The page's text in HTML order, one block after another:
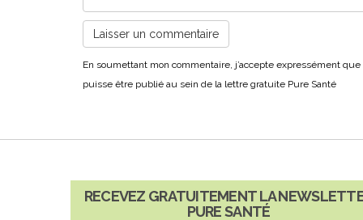
RECEVEZ GRATUITEMENT LA
PURE SANTÉ